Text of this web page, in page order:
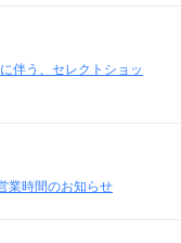
伴う、セレクトショッ
業時間のお知らせ